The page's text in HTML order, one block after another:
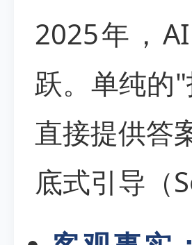
2025年，
跃。单纯的
直接提供答
底式引导（